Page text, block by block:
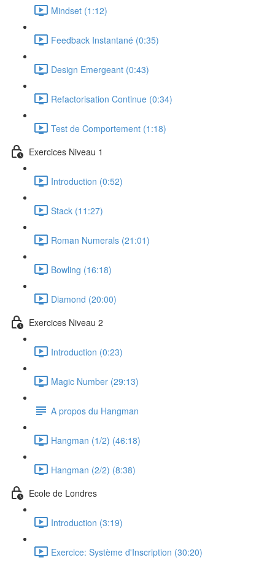
Mindset (1:12)
Feedback Instantané (0:35)
Design Emergeant (0:43)
Refactorisation Continue (0:34)
Test de Comportement (1:18)
Exercices Niveau 1
Introduction (0:52)
Stack (11:27)
Roman Numerals (21:01)
Bowling (16:18)
Diamond (20:00)
Exercices Niveau 2
Introduction (0:23)
Magic Number (29:13)
A propos du Hangman
Hangman (1/2) (46:18)
Hangman (2/2) (8:38)
Ecole de Londres
Introduction (3:19)
Exercice: Système d'Inscription (30:20)